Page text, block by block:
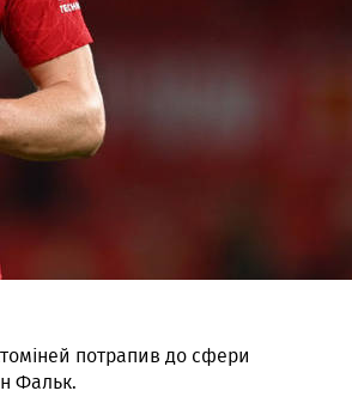
потрапив до сфери
Фальк.